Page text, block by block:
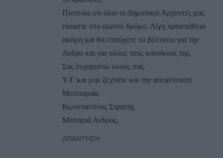
Πιστεύω οτι ολοι οι Δημοτικοί Αρχοντές μας
είσαστε στο σωστό δρόμο. Λίγη προσπάθεια
ακόμη και θα επιτύχετε το βέλτιστο για την
Ανδρο και για ολους τους κατοίκους της.
Σας ευχαριστώ ολους σας.
Υ/Γ και μην ξεχνάτε και την αποχέτευση
Μεσσαριάς.
Κωνσταντίνος Στρατής
Μεσαριά Ανδρος.
ΑΠΆΝΤΗΣΗ